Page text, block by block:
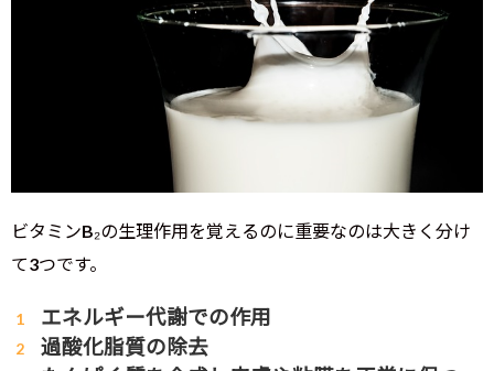
ビタミンB₂の生理作用を覚えるのに重要なのは大きく分け
て3つです。
エネルギー代謝での作用
過酸化脂質の除去